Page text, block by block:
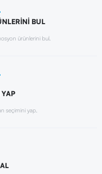
BUL
ürünlerini bul.
seçimini yap.